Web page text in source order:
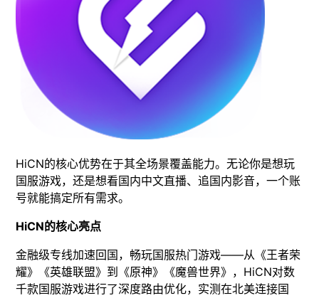
HiCN的核心优势在于其全场景覆盖能力。无论你是想玩
国服游戏，还是想看国内中文直播、追国内影音，一个账
号就能搞定所有需求。
HiCN的核心亮点
金融级专线加速回国，畅玩国服热门游戏——从《王者荣
耀》《英雄联盟》到《原神》《魔兽世界》，HiCN对数
千款国服游戏进行了深度路由优化，实测在北美连接国